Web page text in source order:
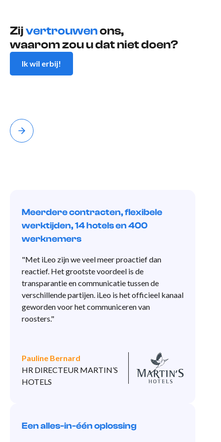
Zijvertrouwenons,
waarom zou u dat niet doen?
Ik wil erbij!
Meerdere contracten, flexibele
werktijden, 14 hotels en 400
werknemers
"Met iLeo zijn we veel meer proactief dan
reactief. Het grootste voordeel is de
transparantie en communicatie tussen de
verschillende partijen. iLeo is het officieel kanaal
geworden voor het communiceren van
roosters."
Pauline Bernard
HR DIRECTEUR MARTIN’S
HOTELS
Een alles-in-één oplossing